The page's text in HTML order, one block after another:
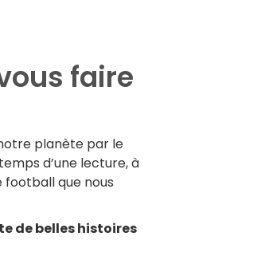
faire
planète par le
d’une lecture, à
football que nous
de belles histoires